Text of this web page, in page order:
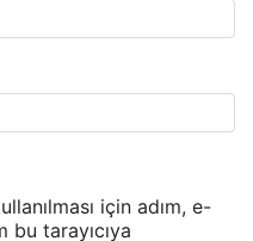
için adım, e-
tarayıcıya